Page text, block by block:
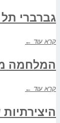
גברברי
קרא עוד ←
המלחמה
קרא עוד ←